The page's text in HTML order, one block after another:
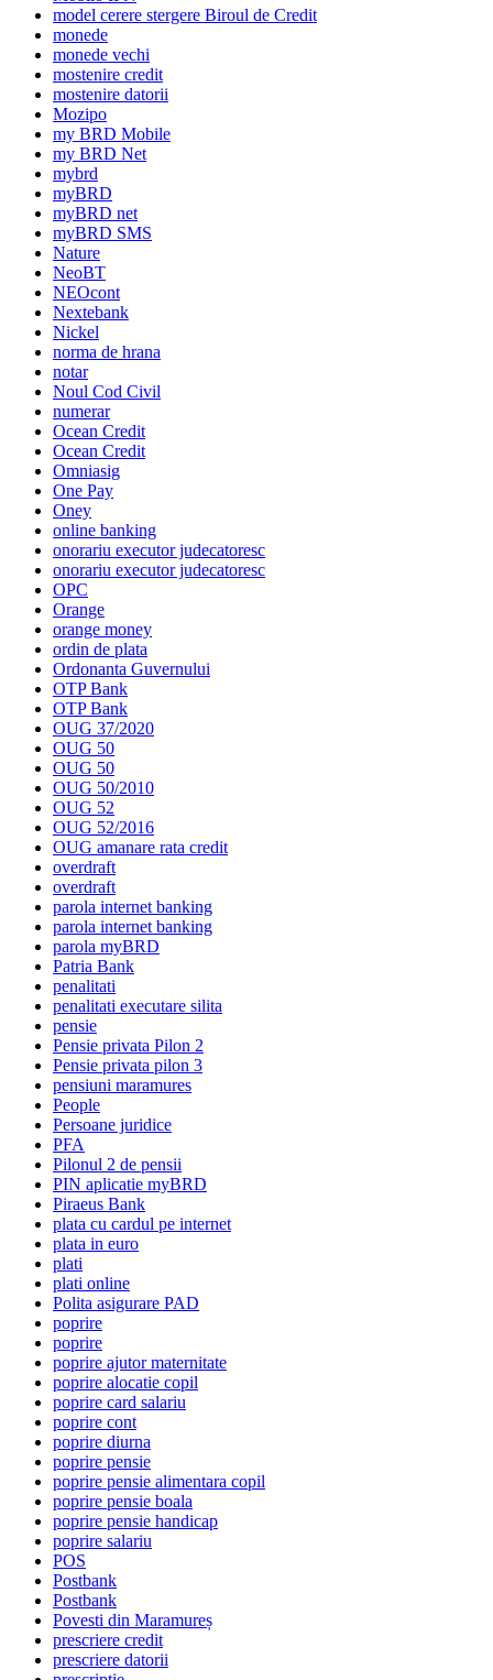
model cerere stergere Biroul de Credit
monede
monede vechi
mostenire credit
mostenire datorii
Mozipo
my BRD Mobile
my BRD Net
mybrd
myBRD
myBRD net
myBRD SMS
Nature
NeoBT
NEOcont
Nextebank
Nickel
norma de hrana
notar
Noul Cod Civil
numerar
Ocean Credit
Ocean Credit
Omniasig
One Pay
Oney
online banking
onorariu executor judecatoresc
onorariu executor judecatoresc
OPC
Orange
orange money
ordin de plata
Ordonanta Guvernului
OTP Bank
OTP Bank
OUG 37/2020
OUG 50
OUG 50
OUG 50/2010
OUG 52
OUG 52/2016
OUG amanare rata credit
overdraft
overdraft
parola internet banking
parola internet banking
parola myBRD
Patria Bank
penalitati
penalitati executare silita
pensie
Pensie privata Pilon 2
Pensie privata pilon 3
pensiuni maramures
People
Persoane juridice
PFA
Pilonul 2 de pensii
PIN aplicatie myBRD
Piraeus Bank
plata cu cardul pe internet
plata in euro
plati
plati online
Polita asigurare PAD
poprire
poprire
poprire ajutor maternitate
poprire alocatie copil
poprire card salariu
poprire cont
poprire diurna
poprire pensie
poprire pensie alimentara copil
poprire pensie boala
poprire pensie handicap
poprire salariu
POS
Postbank
Postbank
Povesti din Maramureș
prescriere credit
prescriere datorii